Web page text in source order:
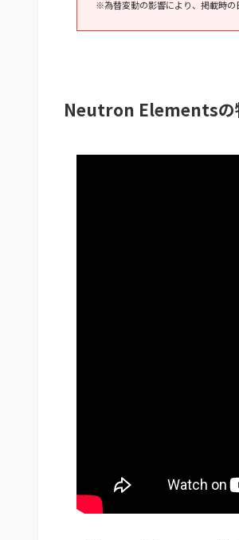
※為替変動の影響により、掲載時の
Neutron Elementsの